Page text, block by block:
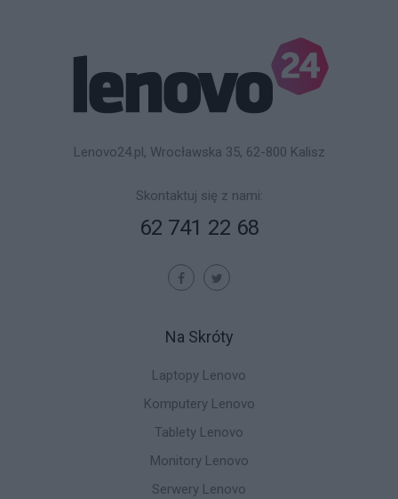
Lenovo24.pl, Wrocławska 35, 62-800 Kalisz
Skontaktuj się z nami:
62 741 22 68
Na Skróty
Laptopy Lenovo
Komputery Lenovo
Tablety Lenovo
Monitory Lenovo
Serwery Lenovo